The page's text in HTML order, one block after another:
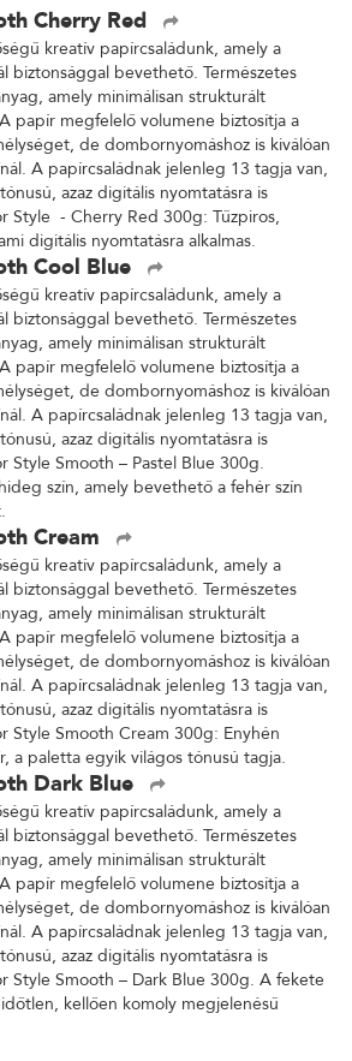
Cherry Red
kreatív papírcsaládunk, amely a
biztonsággal bevethető. Természetes
amely minimálisan strukturált
papír megfelelő volumene biztosítja a
de dombornyomáshoz is kiválóan
A papírcsaládnak jelenleg 13 tagja van,
azaz digitális nyomtatásra is
Style - Cherry Red 300g: Tűzpiros,
digitális nyomtatásra alkalmas.
Cool Blue
kreatív papírcsaládunk, amely a
biztonsággal bevethető. Természetes
amely minimálisan strukturált
papír megfelelő volumene biztosítja a
de dombornyomáshoz is kiválóan
A papírcsaládnak jelenleg 13 tagja van,
azaz digitális nyomtatásra is
Style Smooth – Pastel Blue 300g.
szín, amely bevethető a fehér szín
Cream
kreatív papírcsaládunk, amely a
biztonsággal bevethető. Természetes
amely minimálisan strukturált
papír megfelelő volumene biztosítja a
de dombornyomáshoz is kiválóan
A papírcsaládnak jelenleg 13 tagja van,
azaz digitális nyomtatásra is
Style Smooth Cream 300g: Enyhén
a paletta egyik világos tónusú tagja.
Dark Blue
kreatív papírcsaládunk, amely a
biztonsággal bevethető. Természetes
amely minimálisan strukturált
papír megfelelő volumene biztosítja a
de dombornyomáshoz is kiválóan
A papírcsaládnak jelenleg 13 tagja van,
azaz digitális nyomtatásra is
Style Smooth – Dark Blue 300g. A fekete
kellően komoly megjelenésű